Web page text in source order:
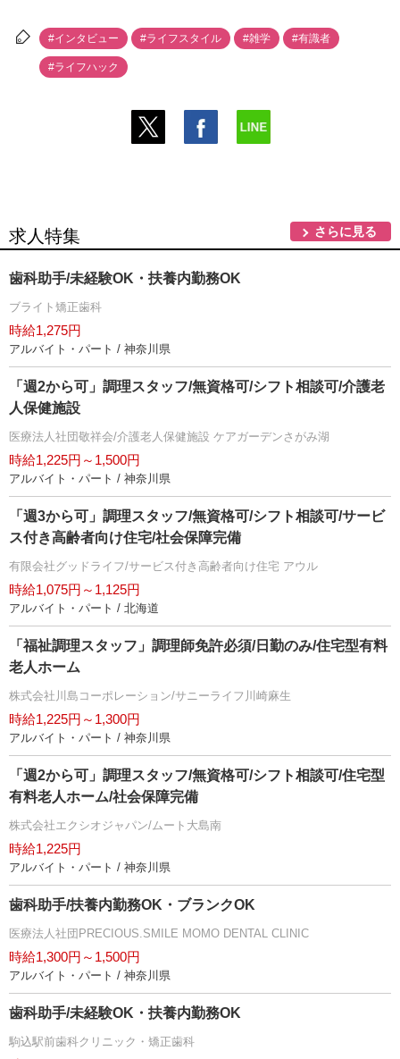
#インタビュー #ライフスタイル #雑学 #有識者
#ライフハック
求人特集 さらに見る
歯科助手/未経験OK・扶養内勤務OK
ブライト矯正歯科
時給1,275円
アルバイト・パート / 神奈川県
「週2から可」調理スタッフ/無資格可/シフト相談可/介護老
人保健施設
医療法人社団敬祥会/介護老人保健施設 ケアガーデンさがみ湖
時給1,225円～1,500円
アルバイト・パート / 神奈川県
「週3から可」調理スタッフ/無資格可/シフト相談可/サービ
ス付き高齢者向け住宅/社会保障完備
有限会社グッドライフ/サービス付き高齢者向け住宅 アウル
時給1,075円～1,125円
アルバイト・パート / 北海道
「福祉調理スタッフ」調理師免許必須/日勤のみ/住宅型有料
老人ホーム
株式会社川島コーポレーション/サニーライフ川崎麻生
時給1,225円～1,300円
アルバイト・パート / 神奈川県
「週2から可」調理スタッフ/無資格可/シフト相談可/住宅型
有料老人ホーム/社会保障完備
株式会社エクシオジャパン/ムート大島南
時給1,225円
アルバイト・パート / 神奈川県
歯科助手/扶養内勤務OK・ブランクOK
医療法人社団PRECIOUS.SMILE MOMO DENTAL CLINIC
時給1,300円～1,500円
アルバイト・パート / 神奈川県
歯科助手/未経験OK・扶養内勤務OK
駒込駅前歯科クリニック・矯正歯科